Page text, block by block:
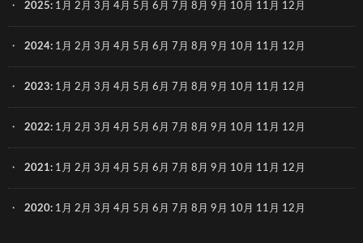
2025: 1月 2月 3月 4月 5月 6月 7月 8月 9月 10月 11月 12月
2024: 1月 2月 3月 4月 5月 6月 7月 8月 9月 10月 11月 12月
2023: 1月 2月 3月 4月 5月 6月 7月 8月 9月 10月 11月 12月
2022: 1月 2月 3月 4月 5月 6月 7月 8月 9月 10月 11月 12月
2021: 1月 2月 3月 4月 5月 6月 7月 8月 9月 10月 11月 12月
2020: 1月 2月 3月 4月 5月 6月 7月 8月 9月 10月 11月 12月